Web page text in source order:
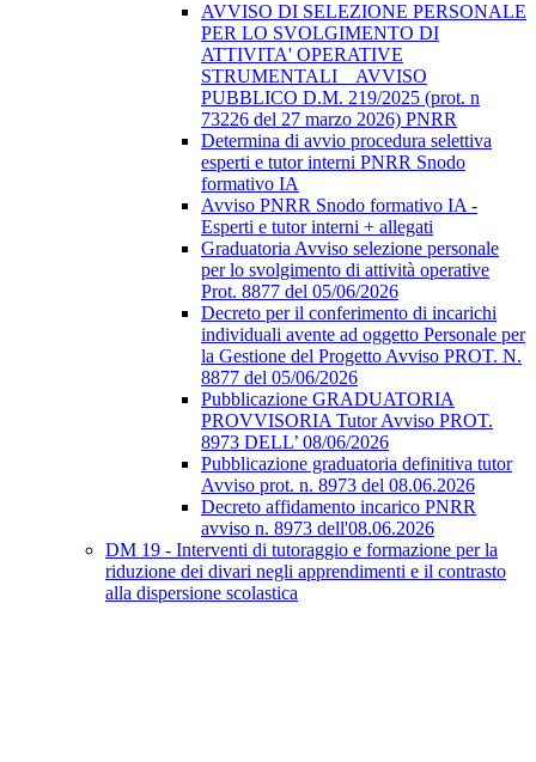
AVVISO DI SELEZIONE PERSONALE
PER LO SVOLGIMENTO DI
ATTIVITA' OPERATIVE
STRUMENTALI _ AVVISO
PUBBLICO D.M. 219/2025 (prot. n
73226 del 27 marzo 2026) PNRR
Determina di avvio procedura selettiva
esperti e tutor interni PNRR Snodo
formativo IA
Avviso PNRR Snodo formativo IA -
Esperti e tutor interni + allegati
Graduatoria Avviso selezione personale
per lo svolgimento di attività operative
Prot. 8877 del 05/06/2026
Decreto per il conferimento di incarichi
individuali avente ad oggetto Personale per
la Gestione del Progetto Avviso PROT. N.
8877 del 05/06/2026
Pubblicazione GRADUATORIA
PROVVISORIA Tutor Avviso PROT.
8973 DELL’ 08/06/2026
Pubblicazione graduatoria definitiva tutor
Avviso prot. n. 8973 del 08.06.2026
Decreto affidamento incarico PNRR
avviso n. 8973 dell'08.06.2026
DM 19 - Interventi di tutoraggio e formazione per la
riduzione dei divari negli apprendimenti e il contrasto
alla dispersione scolastica